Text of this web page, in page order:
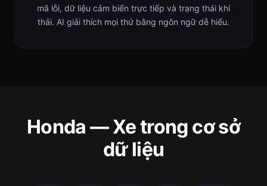
mã lỗi, dữ liệu cảm biến trực tiếp và trạng thái khí
thải. AI giải thích mọi thứ bằng ngôn ngữ dễ hiểu.
Honda — Xe trong cơ sở
dữ liệu